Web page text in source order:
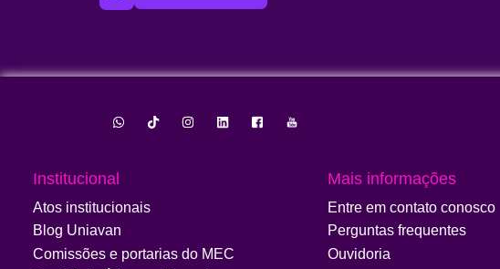
Institucional
Atos institucionais
Blog Uniavan
Comissões e portarias do MEC
Mais informações
Entre em contato conosco
Perguntas frequentes
Ouvidoria